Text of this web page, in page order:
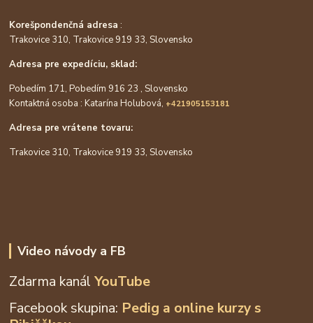
Korešpondenčná adresa :
Trakovice 310, Trakovice 919 33, Slovensko
Adresa pre expedíciu, sklad:
Pobedím 171, Pobedím 916 23 , Slovensko
Kontaktná osoba : Katarína Holubová, +421905153181
Adresa pre vrátene tovaru:
Trakovice 310, Trakovice 919 33, Slovensko
Video návody a FB
Zdarma kanálYouTube
Facebook skupina: Pedig a online kurzy s